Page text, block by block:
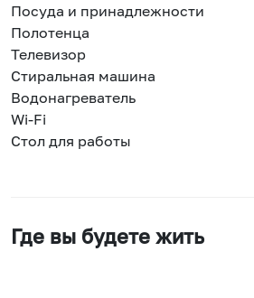
Посуда и принадлежности
Полотенца
Телевизор
Стиральная машина
Водонагреватель
Wi-Fi
Стол для работы
Где вы будете жить